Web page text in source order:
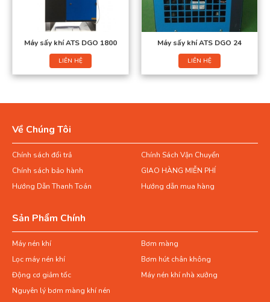
Máy sấy khí ATS DGO 1800
LIÊN HỆ
Máy sấy khí ATS DGO 24
LIÊN HỆ
Về Chúng Tôi
Chính sách đổi trả
Chính Sách Vận Chuyển
Chính sách bảo hành
GIAO HÀNG MIỄN PHÍ
Hướng Dẫn Thanh Toán
Hướng dẫn mua hàng
Sản Phẩm Chính
Máy nén khí
Bơm màng
Lọc máy nén khí
Bơm hút chân không
Động cơ giảm tốc
Máy nén khí nhà xưởng
Nguyên lý bơm màng khí nén